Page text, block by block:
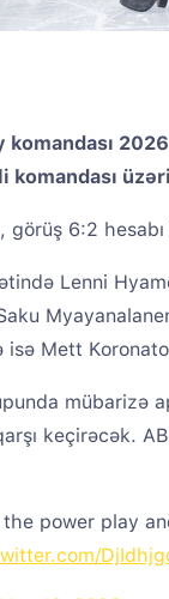
görüş 6:2
Lenni
isə Mett
mübarizə
keçirəcək.
the power play